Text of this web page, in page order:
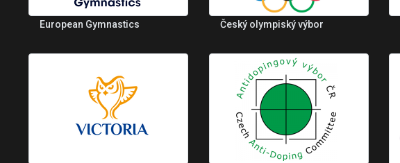
European Gymnastics Český olympiský výbor